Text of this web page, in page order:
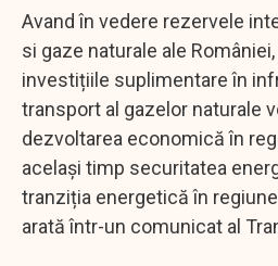
Avand în vedere rezervele
si gaze naturale ale
investițiile suplimentare în
transport al gazelor naturale
dezvoltarea economică în
același timp securitatea
tranziția energetică în
arată într-un comunicat al